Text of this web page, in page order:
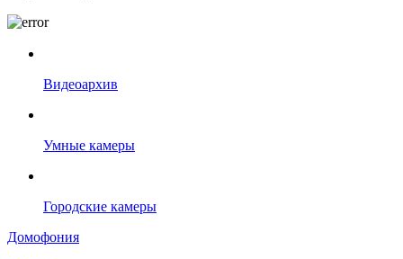
Видеоархив
Умные камеры
Городские камеры
Домофония